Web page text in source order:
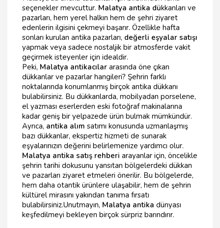
seçenekler mevcuttur. Malatya antika dükkanları ve
pazarları, hem yerel halkın hem de şehri ziyaret
edenlerin ilgisini çekmeyi başarır. Özellikle hafta
sonları kurulan antika pazarları, değerli eşyalar satışı
yapmak veya sadece nostaljik bir atmosferde vakit
geçirmek isteyenler için idealdir.
Peki, Malatya antikacılar arasında öne çıkan
dükkanlar ve pazarlar hangileri? Şehrin farklı
noktalarında konumlanmış birçok antika dükkanı
bulabilirsiniz. Bu dükkanlarda, mobilyadan porselene,
el yazması eserlerden eski fotoğraf makinalarına
kadar geniş bir yelpazede ürün bulmak mümkündür.
Ayrıca, antika alım satımı konusunda uzmanlaşmış
bazı dükkanlar, ekspertiz hizmeti de sunarak
eşyalarınızın değerini belirlemenize yardımcı olur.
Malatya antika satış rehberi arayanlar için, öncelikle
şehrin tarihi dokusunu yansıtan bölgelerdeki dükkan
ve pazarları ziyaret etmeleri önerilir. Bu bölgelerde,
hem daha otantik ürünlere ulaşabilir, hem de şehrin
kültürel mirasını yakından tanıma fırsatı
bulabilirsiniz.Unutmayın, Malatya antika dünyası
keşfedilmeyi bekleyen birçok sürpriz barındırır.